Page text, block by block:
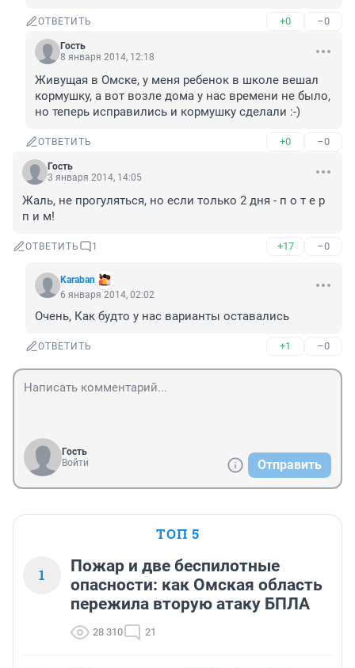
ОТВЕТИТЬ +0 –0
Гость
8 января 2014, 12:18
Живущая в Омске, у меня ребенок в школе вешал
кормушку, а вот возле дома у нас времени не было,
но теперь исправились и кормушку сделали :-)
ОТВЕТИТЬ +0 –0
Гость
3 января 2014, 14:05
Жаль, не прогуляться, но если только 2 дня - п о т е р
п и м!
ОТВЕТИТЬ 1 +17 –0
Karaban
6 января 2014, 02:02
Очень, Как будто у нас варианты оставались
ОТВЕТИТЬ +1 –0
Гость
Войти
Отправить
ТОП 5
1
Пожар и две беспилотные
опасности: как Омская область
пережила вторую атаку БПЛА
28 310 21